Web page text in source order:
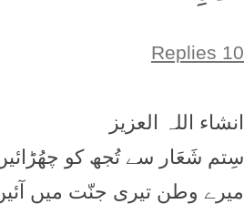
10 Replies
انشاء اللہ العزيز
سِتم شَعَار سے تُجھ کو
ميرے وطن تيری جنّت ميں